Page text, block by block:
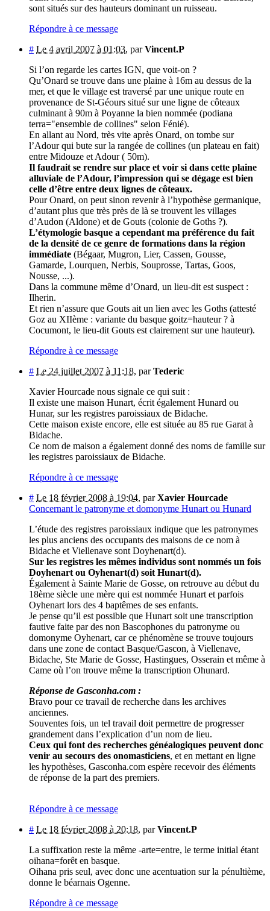
sont situés sur des hauteurs dominant un ruisseau.
Répondre à ce message
# Le 4 avril 2007 à 01:03, parVincent.P
Si l’on regarde les cartes IGN, que voit-on ?
Qu’Onard se trouve dans une plaine à 16m au dessus de la
mer, et que le village est traversé par une unique route en
provenance de St-Géours situé sur une ligne de côteaux
culminant à 90m à Poyanne la bien nommée (podiana
terra="ensemble de collines" selon Fénié).
En allant au Nord, très vite après Onard, on tombe sur
l’Adour qui bute sur la rangée de collines (un plateau en fait)
entre Midouze et Adour ( 50m).
Il faudrait se rendre sur place et voir si dans cette plaine
alluviale de l’Adour, l’impression qui se dégage est bien
celle d’être entre deux lignes de côteaux.
Pour Onard, on peut sinon revenir à l’hypothèse germanique,
d’autant plus que très près de là se trouvent les villages
d’Audon (Aldone) et de Gouts (colonie de Goths ?).
L’étymologie basque a cependant ma préférence du fait
de la densité de ce genre de formations dans la région
immédiate (Bégaar, Mugron, Lier, Cassen, Gousse,
Gamarde, Lourquen, Nerbis, Souprosse, Tartas, Goos,
Nousse, ...).
Dans la commune même d’Onard, un lieu-dit est suspect :
Ilherin.
Et rien n’assure que Gouts ait un lien avec les Goths (attesté
Goz au XIIème : variante du basque goitz=hauteur ? à
Cocumont, le lieu-dit Gouts est clairement sur une hauteur).
Répondre à ce message
# Le 24 juillet 2007 à 11:18, parTederic
Xavier Hourcade nous signale ce qui suit :
Il existe une maison Hunart, écrit également Hunard ou
Hunar, sur les registres paroissiaux de Bidache.
Cette maison existe encore, elle est située au 85 rue Garat à
Bidache.
Ce nom de maison a également donné des noms de famille sur
les registres paroissiaux de Bidache.
Répondre à ce message
# Le 18 février 2008 à 19:04, parXavier Hourcade
Concernant le patronyme et domonyme Hunart ou Hunard
L’étude des registres paroissiaux indique que les patronymes
les plus anciens des occupants des maisons de ce nom à
Bidache et Viellenave sont Doyhenart(d).
Sur les registres les mêmes individus sont nommés un fois
Doyhenart ou Oyhenart(d) soit Hunart(d).
Également à Sainte Marie de Gosse, on retrouve au début du
18ème siècle une mère qui est nommée Hunart et parfois
Oyhenart lors des 4 baptêmes de ses enfants.
Je pense qu’il est possible que Hunart soit une transcription
fautive faite par des non Bascophones du patronyme ou
domonyme Oyhenart, car ce phénomène se trouve toujours
dans une zone de contact Basque/Gascon, à Viellenave,
Bidache, Ste Marie de Gosse, Hastingues, Osserain et même à
Came où l’on trouve même la transcription Ohunard.
Réponse de Gasconha.com :
Bravo pour ce travail de recherche dans les archives
anciennes.
Souventes fois, un tel travail doit permettre de progresser
grandement dans l’explication d’un nom de lieu.
Ceux qui font des recherches généalogiques peuvent donc
venir au secours des onomasticiens, et en mettant en ligne
les hypothèses, Gasconha.com espère recevoir des éléments
de réponse de la part des premiers.
Répondre à ce message
# Le 18 février 2008 à 20:18, parVincent.P
La suffixation reste la même -arte=entre, le terme initial étant
oihana=forêt en basque.
Oihana pris seul, avec donc une acentuation sur la pénultième,
donne le béarnais Ogenne.
Répondre à ce message